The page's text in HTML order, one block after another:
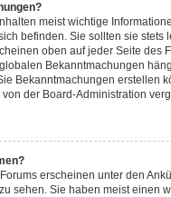
meist wichtige
befinden. Sie sollten sie stets
oben auf jeder Seite des
Bekanntmachungen
Bekanntmachungen erstellen
der Board-Administration
erscheinen unter den
sehen. Sie haben meist einen